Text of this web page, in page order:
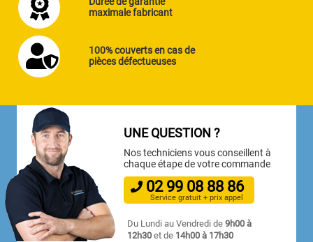
maximale fabricant
100% couverts en cas de
pièces défectueuses
UNE QUESTION ?
Nos techniciens vous conseillent à
chaque étape de votre commande
02 99 08 88 86
Service gratuit + prix appel
Du Lundi au Vendredi de9h00 à
12h30 et de 14h00 à 17h30